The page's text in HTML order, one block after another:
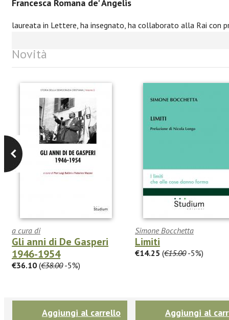
Francesca Romana de' Angelis
laureata in Lettere, ha insegnato, ha collaborato alla Rai con
Novità
a cura di
Gli anni di De Gasperi
1946-1954
€36.10 (€38.00-5%)
Aggiungi al carrello
Simone Bocchetta
Limiti
€14.25 (€15.00-5%)
Aggiungi al